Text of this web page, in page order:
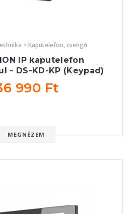
> Kaputelefon, csengő
IP kaputelefon
- DS-KD-KP (Keypad)
990 Ft
MEGNÉZEM